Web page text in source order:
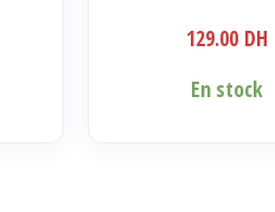
129.00 DH
En stock